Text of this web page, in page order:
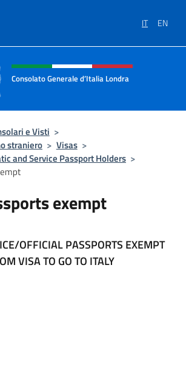
IT EN
sito, social e menù
Consolato Generale d’Italia Londra
e Visti >
straniero > Visas >
and Service Passport Holders >
exempt
OFFICIAL PASSPORTS EXEMPT
VISA TO GO TO ITALY